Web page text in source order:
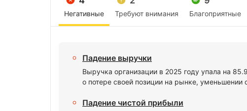
Негативные Требуют внимания Благоприятные
Падение выручки
Выручка организации в 2025 году упала на
о потере своей позиции на рынке,
Падение чистой прибыли